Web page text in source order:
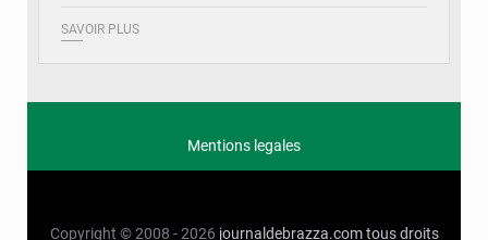
SAVOIR PLUS
Mentions legales
Copyright © 2008 - 2026 journaldebrazza.com tous droits